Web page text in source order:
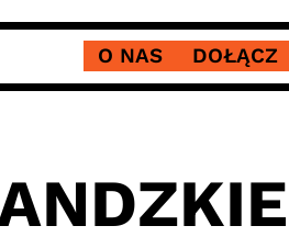
O NAS DOŁĄCZ